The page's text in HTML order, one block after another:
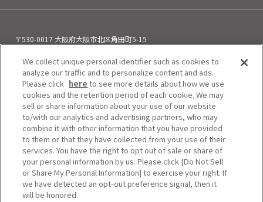
〒530-0017 大阪府大阪市北区角田町5-15
06-6313-0501（11:00～21:00）
We collect unique personal identifier such as cookies to
analyze our traffic and to personalize content and ads.
Please click here to see more details about how we use
cookies and the retention period of each cookie. We may
sell or share information about your use of our website
to/with our analytics and advertising partners, who may
combine it with other information that you have provided
to them or that they have collected from your use of their
services. You have the right to opt out of sale or share of
your personal information by us. Please click [Do Not Sell
or Share My Personal Information] to exercise your right. If
we have detected an opt-out preference signal, then it
will be honored.